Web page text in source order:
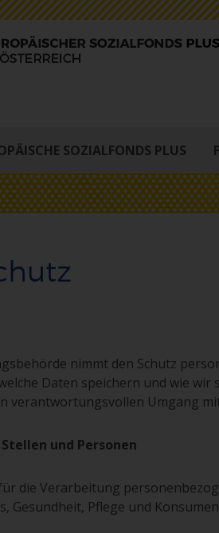
SOZIALFONDS PLUS
nimmt den Schutz
Daten speichern und wie
verantwortungsvollen Umgang
und Personen
die Verarbeitung
Gesundheit, Pflege und